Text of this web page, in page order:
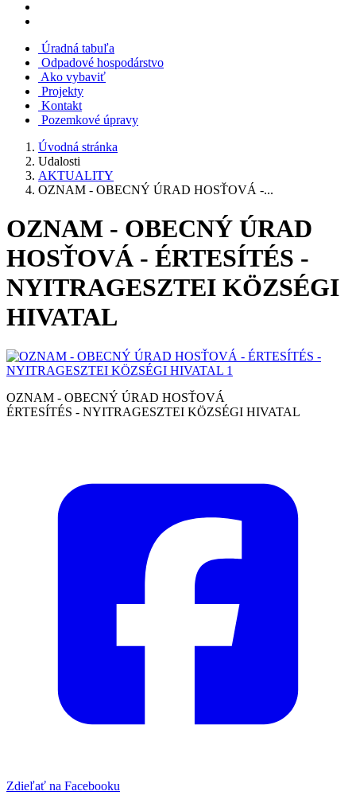
Úradná tabuľa
Odpadové hospodárstvo
Ako vybaviť
Projekty
Kontakt
Pozemkové úpravy
Úvodná stránka
Udalosti
AKTUALITY
OZNAM - OBECNÝ ÚRAD HOSŤOVÁ -...
OZNAM - OBECNÝ ÚRAD
HOSŤOVÁ - ÉRTESÍTÉS -
NYITRAGESZTEI KÖZSÉGI
HIVATAL
OZNAM - OBECNÝ ÚRAD HOSŤOVÁ
ÉRTESÍTÉS - NYITRAGESZTEI KÖZSÉGI HIVATAL
Zdieľať na Facebooku